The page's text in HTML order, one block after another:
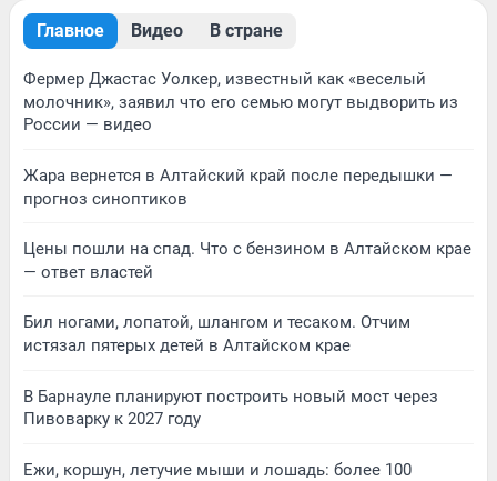
Главное Видео В стране
Фермер Джастас Уолкер, известный как «веселый
молочник», заявил что его семью могут выдворить из
России — видео
Жара вернется в Алтайский край после передышки —
прогноз синоптиков
Цены пошли на спад. Что с бензином в Алтайском крае
— ответ властей
Бил ногами, лопатой, шлангом и тесаком. Отчим
истязал пятерых детей в Алтайском крае
В Барнауле планируют построить новый мост через
Пивоварку к 2027 году
Ежи, коршун, летучие мыши и лошадь: более 100